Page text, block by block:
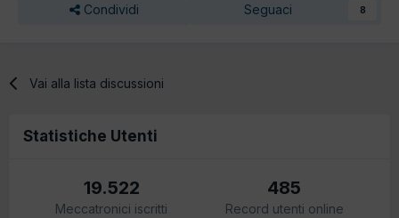
Condividi Seguaci 8
Vai alla lista discussioni
Statistiche Utenti
19.522
Meccatronici iscritti
485
Record utenti online